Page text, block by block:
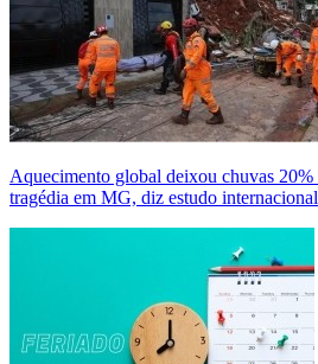
Aquecimento global deixou chuvas 20%
tragédia em MG, diz estudo internacional